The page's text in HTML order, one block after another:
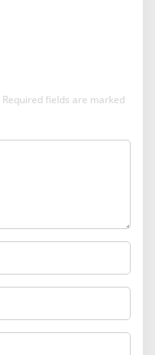
Required fields are marked